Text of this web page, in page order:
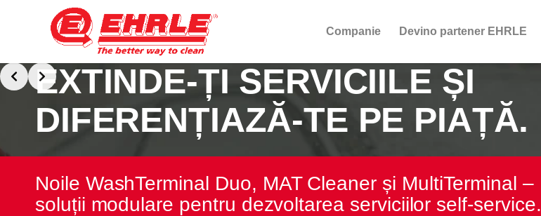
Companie Devino partener EHRLE
EXTINDE-ȚI SERVICIILE ȘI
DIFERENȚIAZĂ-TE PE PIAȚĂ.
Noile WashTerminal Duo, MAT Cleaner și MultiTerminal –
soluții modulare pentru dezvoltarea serviciilor self-service.